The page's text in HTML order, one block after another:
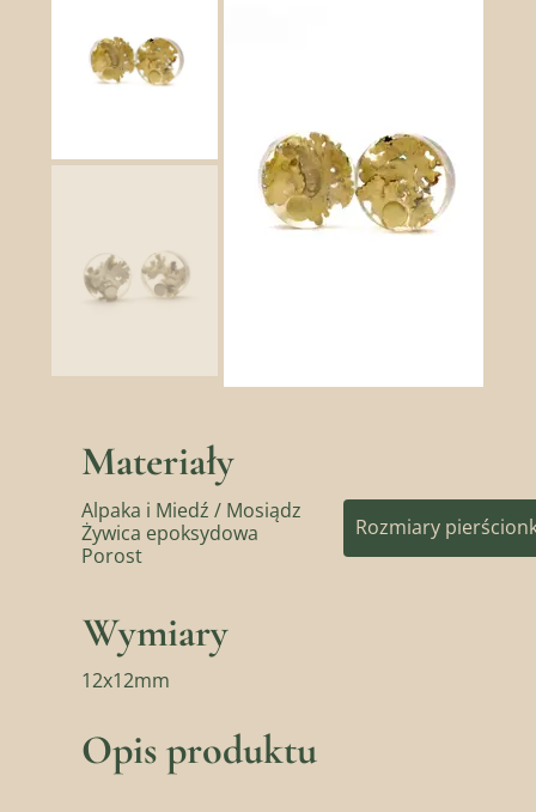
Rozmiary
Opis produktu
Wymiary
12x12mm
Materiały
Alpaka i Miedź / Mosiądz
Żywica epoksydowa
Porost